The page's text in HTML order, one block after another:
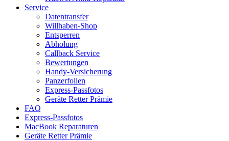
Service
Datentransfer
Willhaben-Shop
Entsperren
Abholung
Callback Service
Bewertungen
Handy-Versicherung
Panzerfolien
Express-Passfotos
Geräte Retter Prämie
FAQ
Express-Passfotos
MacBook Reparaturen
Geräte Retter Prämie